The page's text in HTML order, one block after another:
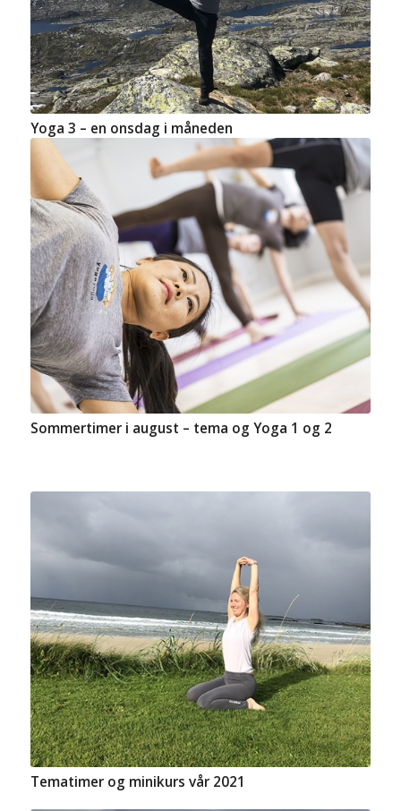
Yoga 3 – en onsdag i måneden
Sommertimer i august – tema og Yoga 1 og 2
Tematimer og minikurs vår 2021